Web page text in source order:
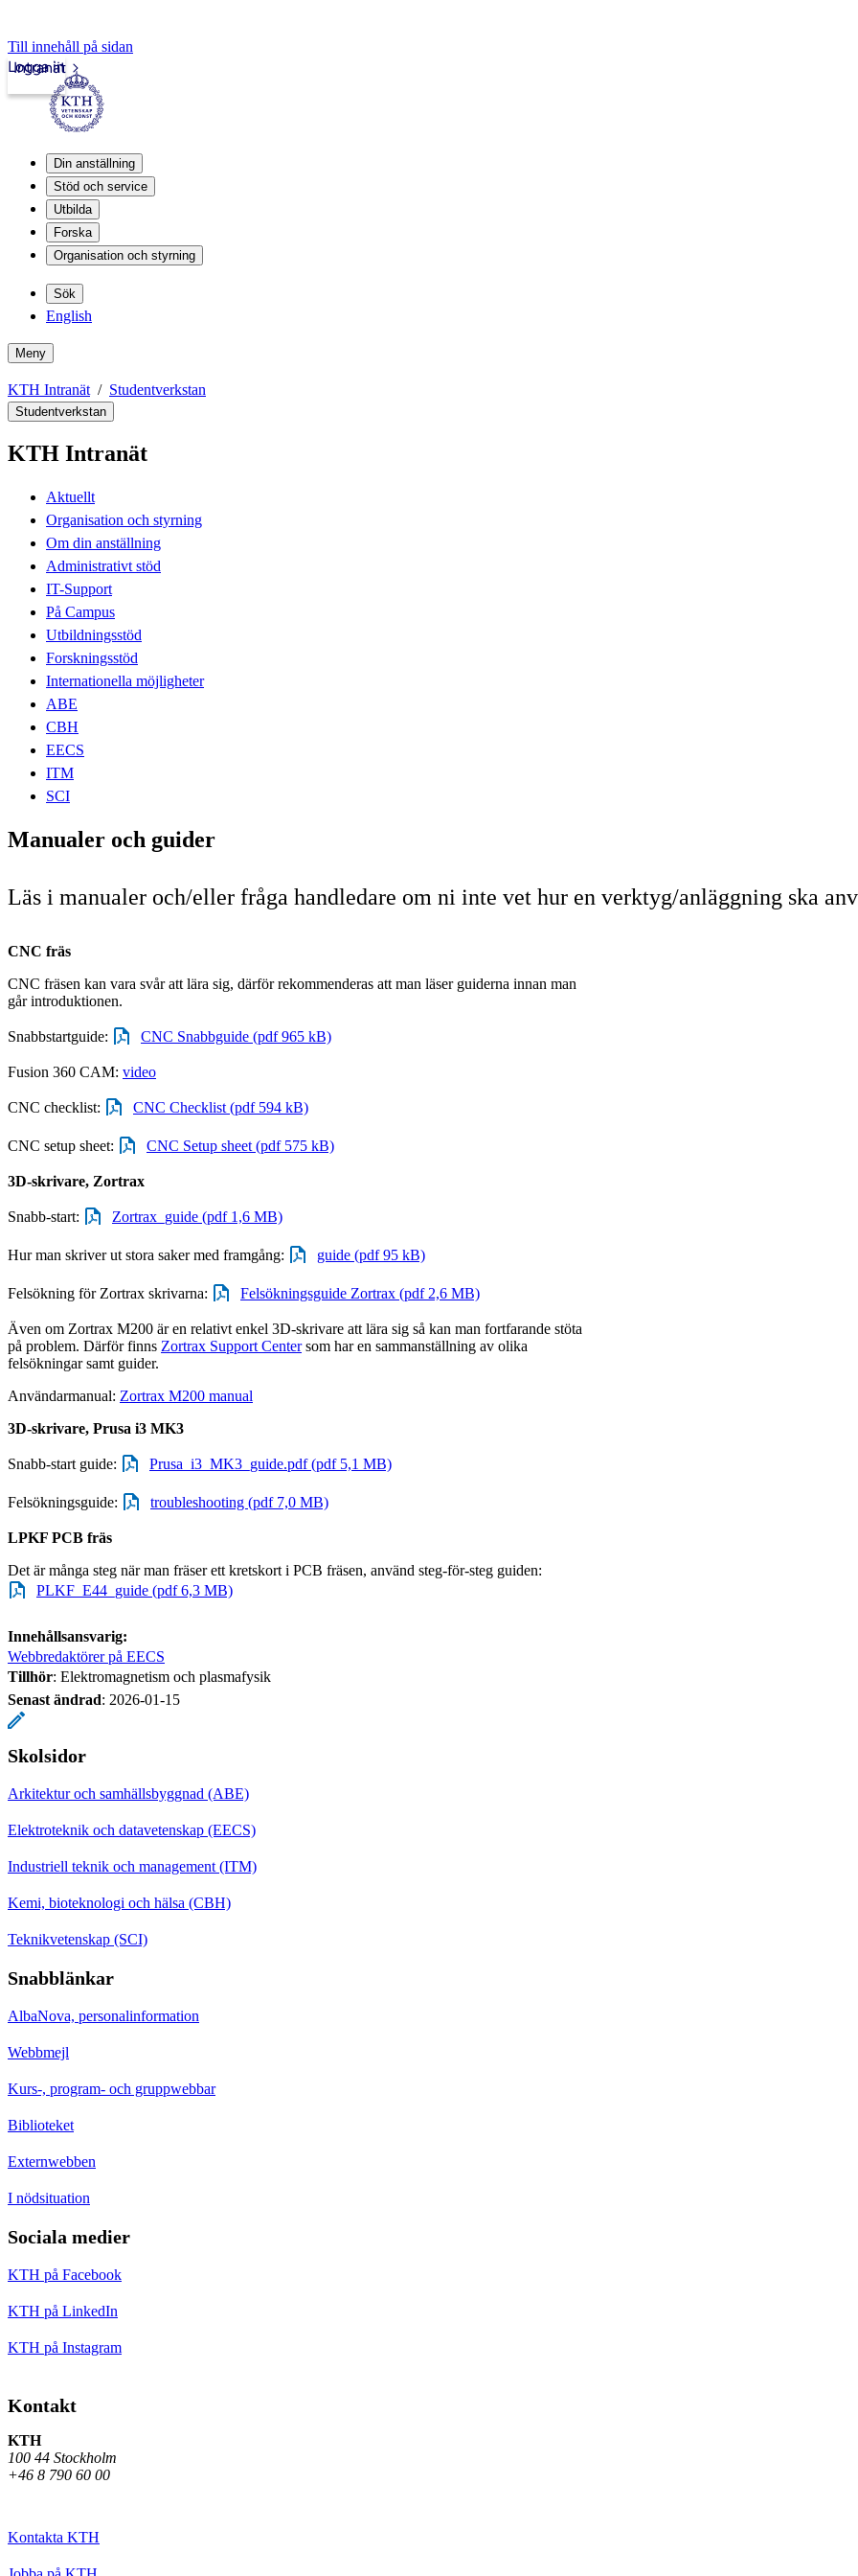
Till innehåll på sidan
Intranät
Logga in
Din anställning
Stöd och service
Utbilda
Forska
Organisation och styrning
Sök
English
Meny
KTH Intranät Studentverkstan
Studentverkstan
KTH Intranät
Aktuellt
Organisation och styrning
Om din anställning
Administrativt stöd
IT-Support
På Campus
Utbildningsstöd
Forskningsstöd
Internationella möjligheter
ABE
CBH
EECS
ITM
SCI
Manualer och guider
Läs i manualer och/eller fråga handledare om ni inte vet hur en verktyg/anläggning ska
CNC fräs
CNC fräsen kan vara svår att lära sig, därför rekommenderas att man läser guiderna innan man
går introduktionen.
Snabbstartguide: CNC Snabbguide (pdf 965 kB)
Fusion 360 CAM: video
CNC checklist: CNC Checklist (pdf 594 kB)
CNC setup sheet: CNC Setup sheet (pdf 575 kB)
3D-skrivare, Zortrax
Snabb-start: Zortrax_guide (pdf 1,6 MB)
Hur man skriver ut stora saker med framgång: guide (pdf 95 kB)
Felsökning för Zortrax skrivarna: Felsökningsguide Zortrax (pdf 2,6 MB)
Även om Zortrax M200 är en relativt enkel 3D-skrivare att lära sig så kan man fortfarande stöta
på problem. Därför finns Zortrax Support Centersom har en sammanställning av olika
felsökningar samt guider.
Användarmanual: Zortrax M200 manual
3D-skrivare, Prusa i3 MK3
Snabb-start guide: Prusa_i3_MK3_guide.pdf (pdf 5,1 MB)
Felsökningsguide: troubleshooting (pdf 7,0 MB)
LPKF PCB fräs
Det är många steg när man fräser ett kretskort i PCB fräsen, använd steg-för-steg guiden:
PLKF_E44_guide (pdf 6,3 MB)
Innehållsansvarig:
Webbredaktörer på EECS
Tillhör: Elektromagnetism och plasmafysik
Senast ändrad: 2026-01-15
Skolsidor
Arkitektur och samhällsbyggnad (ABE)
Elektroteknik och datavetenskap (EECS)
Industriell teknik och management (ITM)
Kemi, bioteknologi och hälsa (CBH)
Teknikvetenskap (SCI)
Snabblänkar
AlbaNova, personalinformation
Webbmejl
Kurs-, program- och gruppwebbar
Biblioteket
Externwebben
I nödsituation
Sociala medier
KTH på Facebook
KTH på LinkedIn
KTH på Instagram
Kontakt
KTH
100 44 Stockholm
+46 8 790 60 00
Kontakta KTH